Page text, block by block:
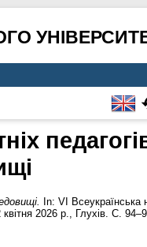
In: VІ Всеукраїнська
2026 р., Глухів. С.